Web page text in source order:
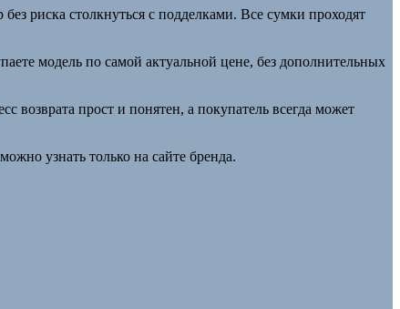
риска столкнуться с подделками. Все сумки проходят
модель по самой актуальной цене, без дополнительных
прост и понятен, а покупатель всегда может
узнать только на сайте бренда.